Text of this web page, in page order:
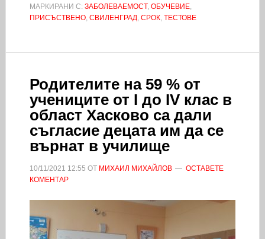
МАРКИРАНИ С: ЗАБОЛЕВАЕМОСТ, ОБУЧЕВИЕ,
ПРИСЪСТВЕНО, СВИЛЕНГРАД, СРОК, ТЕСТОВЕ
Родителите на 59 % от
учениците от I до IV клас в
област Хасково са дали
съгласие децата им да се
върнат в училище
10/11/2021 12:55 ОТ МИХАИЛ МИХАЙЛОВ
ОСТАВЕТЕ
КОМЕНТАР